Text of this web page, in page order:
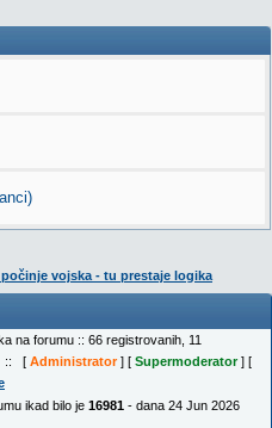
vojska - tu prestaje logika
na forumu :: 66 registrovanih, 11
:: [ Administrator] [ Supermoderator] [
ikad bilo je 16981 - dana 24 Jun 2026